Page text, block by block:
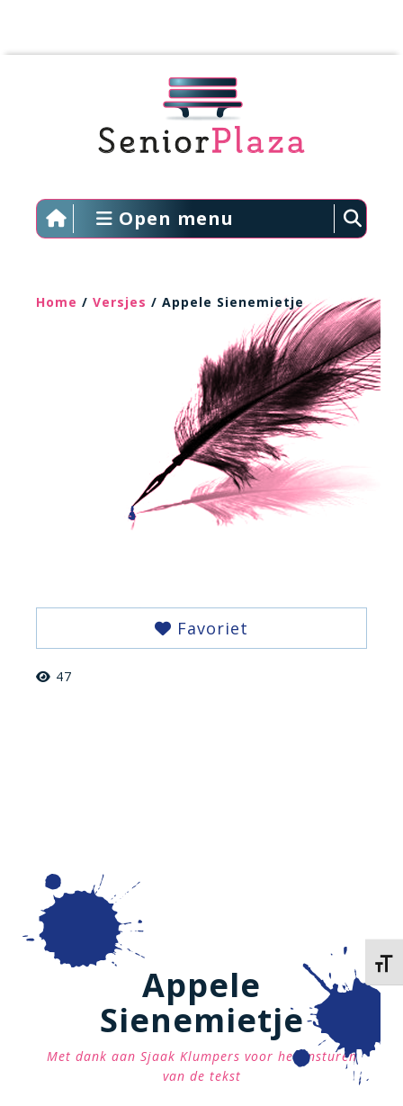
Open menu
Home / Versjes / Appele Sienemietje
Favoriet
47
Appele
Sienemietje
Met dank aan Sjaak Klumpers voor het insturen
van de tekst